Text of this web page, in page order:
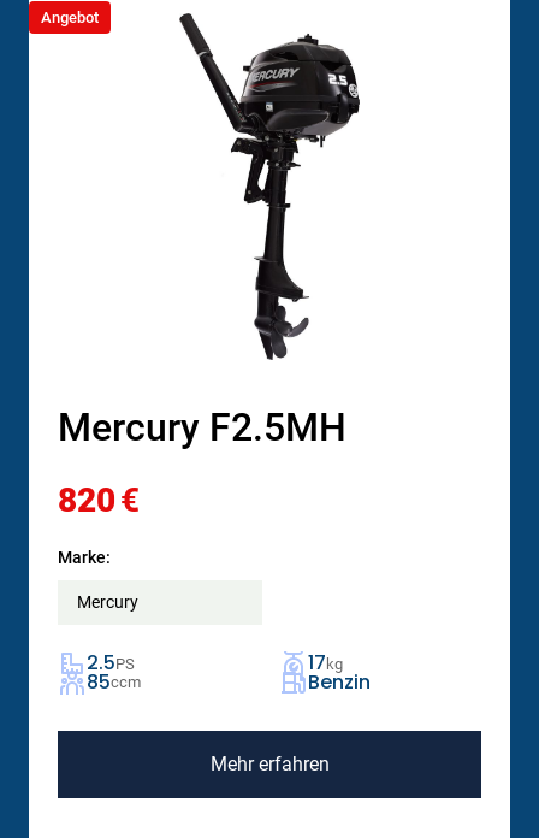
Angebot
Mercury F2.5MH
820€
Marke:
Mercury
2.5PS 17 kg
85ccm Benzin
Mehr erfahren